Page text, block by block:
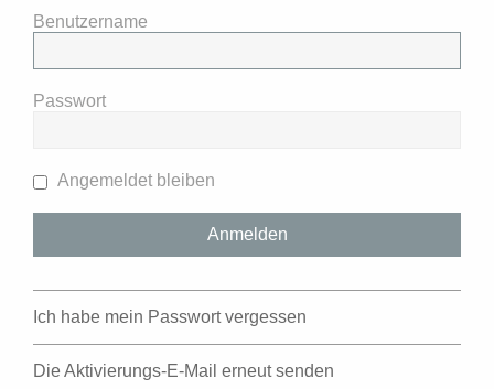
Benutzername
Passwort
Angemeldet bleiben
Ich habe mein Passwort vergessen
Die Aktivierungs-E-Mail erneut senden